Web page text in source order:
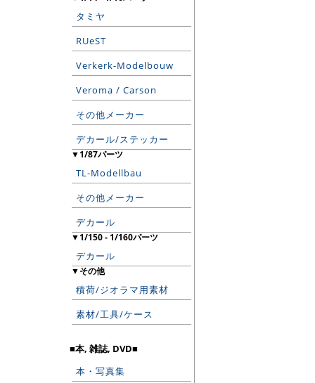
タミヤ
RUeST
Verkerk-Modelbouw
Veroma / Carson
その他メーカー
デカール/ステッカー
▼1/87パーツ
TL-Modellbau
その他メーカー
デカール
▼1/150 - 1/160パーツ
デカール
▼その他
積荷/ジオラマ用素材
素材/工具/ケース
■本, 雑誌, DVD■
本・写真集